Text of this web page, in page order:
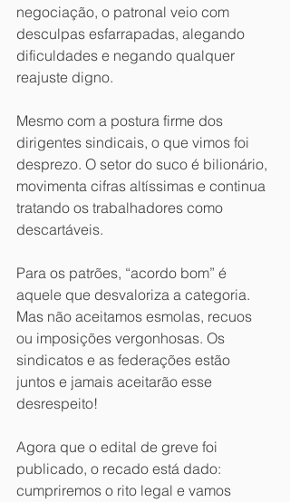
negociação, o patronal veio com
desculpas esfarrapadas, alegando
dificuldades e negando qualquer
reajuste digno.
Mesmo com a postura firme dos
dirigentes sindicais, o que vimos foi
desprezo. O setor do suco é bilionário,
movimenta cifras altíssimas e continua
tratando os trabalhadores como
descartáveis.
Para os patrões, “acordo bom” é
aquele que desvaloriza a categoria.
Mas não aceitamos esmolas, recuos
ou imposições vergonhosas. Os
sindicatos e as federações estão
juntos e jamais aceitarão esse
desrespeito!
Agora que o edital de greve foi
publicado, o recado está dado:
cumpriremos o rito legal e vamos